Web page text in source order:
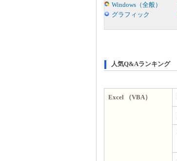
Windows（全般）
グラフィック
人気Q&Aランキング
Excel （VBA）